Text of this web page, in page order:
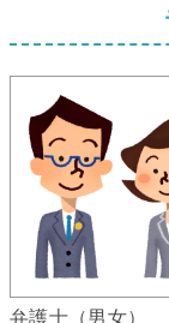
弁護士（男女）